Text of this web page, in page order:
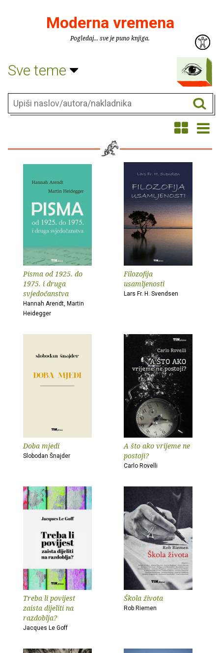
Moderna vremena
Pogledaj... sve je puno knjiga.
Sve teme
Pisma od 1925. do
1975. i druga
svjedočanstva
Hannah Arendt, Martin
Heidegger
Filozofija
usamljenosti
Lars Fr. H. Svendsen
Doba mjedi
Slobodan Šnajder
A što ako vrijeme ne
postoji?
Carlo Rovelli
Treba li povijest
zaista dijeliti na
razdoblja?
Jacques Le Goff
Škola života
Rob Riemen